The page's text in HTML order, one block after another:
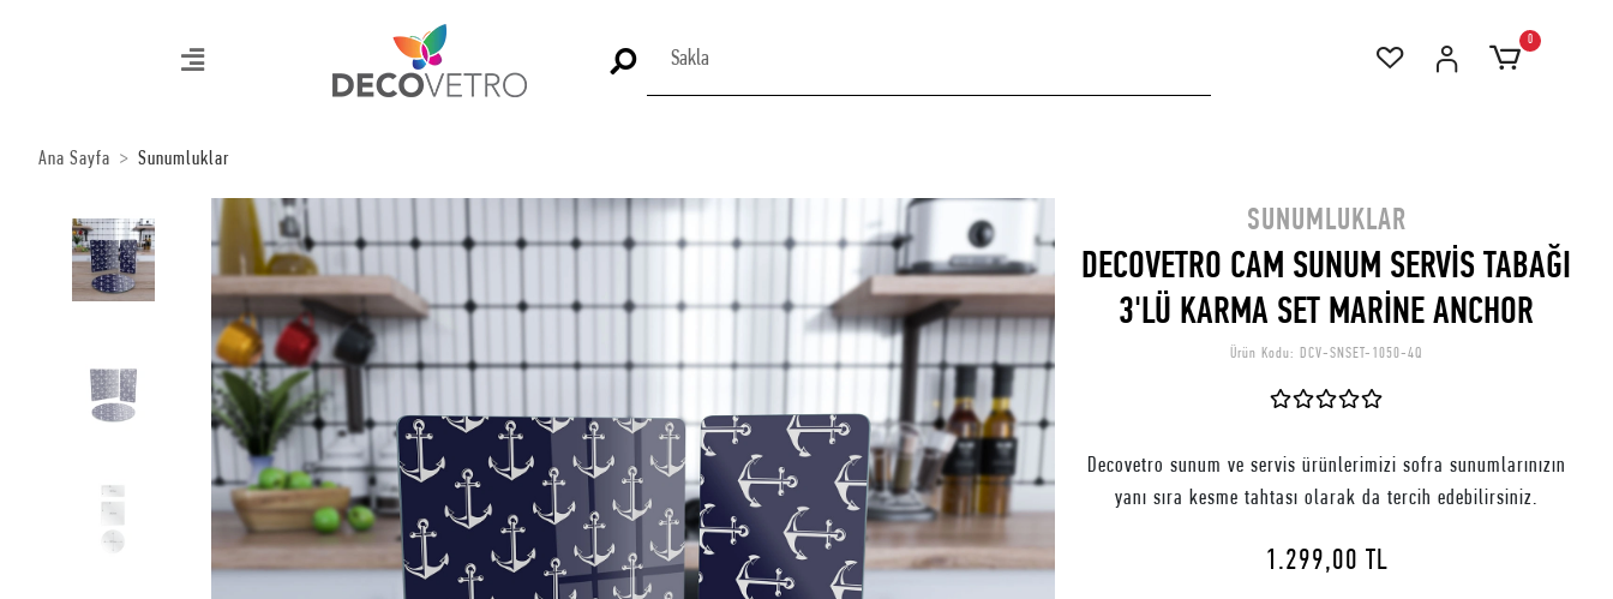
0
Ana Sayfa Sunumluklar
SUNUMLUKLAR
DECOVETRO CAM SUNUM SERVİS TABAĞI
3'LÜ KARMA SET MARİNE ANCHOR
Ürün Kodu: DCV-SNSET-1050-4Q
Decovetro sunum ve servis ürünlerimizi sofra sunumlarınızın
yanı sıra kesme tahtası olarak da tercih edebilirsiniz.
1.299,00 TL